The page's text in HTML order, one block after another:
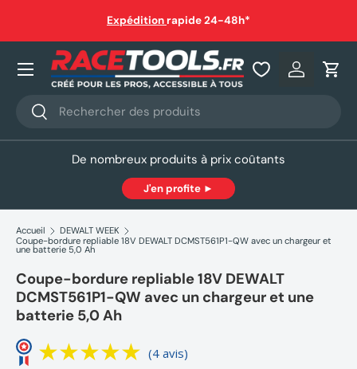
Aller au contenu
Expédition rapide 24-48h*
Recherche
Rechercher
Se
Nos produits
De nombreux produits à prix coûtants
J'en profite ►
Accueil
DEWALT WEEK
Coupe-bordure repliable 18V DEWALT DCMST561P1-QW avec un chargeur et
une batterie 5,0 Ah
Coupe-bordure repliable 18V DEWALT
DCMST561P1-QW avec un chargeur et une
batterie 5,0 Ah
(4 avis)